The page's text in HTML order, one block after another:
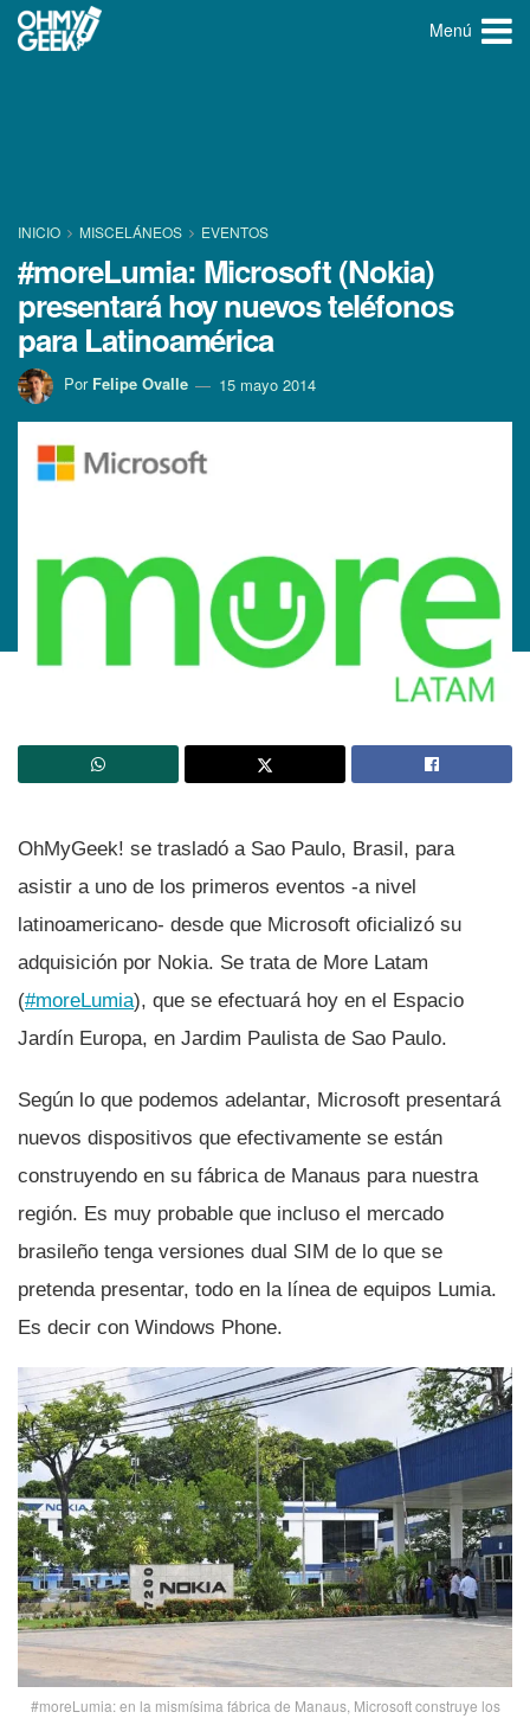
Menú
INICIO MISCELÁNEOS EVENTOS
#moreLumia: Microsoft (Nokia)
presentará hoy nuevos teléfonos
para Latinoamérica
Por Felipe Ovalle 15 mayo 2014
OhMyGeek! se trasladó a Sao Paulo, Brasil, para
asistir a uno de los primeros eventos -a nivel
latinoamericano- desde que Microsoft oficializó su
adquisición por Nokia. Se trata de More Latam
(#moreLumia), que se efectuará hoy en el Espacio
Jardí­n Europa, en Jardim Paulista de Sao Paulo.
Según lo que podemos adelantar, Microsoft presentará
nuevos dispositivos que efectivamente se están
construyendo en su fábrica de Manaus para nuestra
región. Es muy probable que incluso el mercado
brasileño tenga versiones dual SIM de lo que se
pretenda presentar, todo en la lí­nea de equipos Lumia.
Es decir con Windows Phone.
#moreLumia: en la mismí­sima fábrica de Manaus, Microsoft construye los